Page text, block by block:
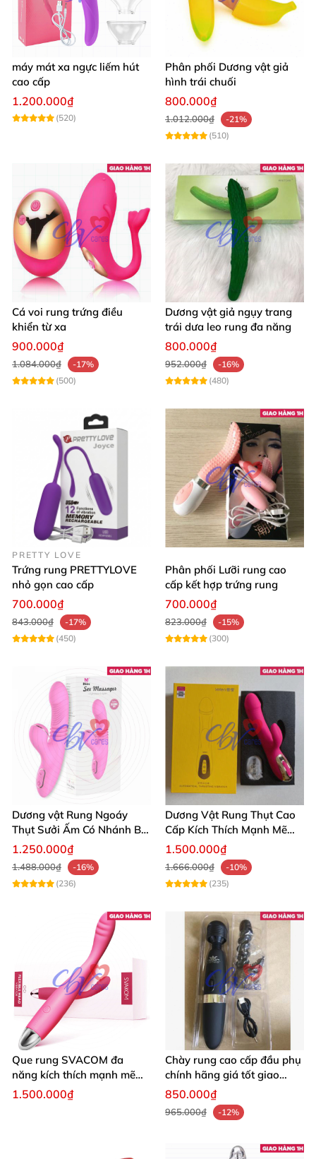
máy mát xa ngực liếm hút
cao cấp
1.200.000₫
(520)
Phân phối Dương vật giả
hình trái chuối
800.000₫
1.012.000₫
-21%
(510)
Cá voi rung trứng điều
khiển từ xa
900.000₫
1.084.000₫
-17%
(500)
Dương vật giả ngụy trang
trái dưa leo rung đa năng
800.000₫
952.000₫
-16%
(480)
PRETTY LOVE
Trứng rung PRETTYLOVE
nhỏ gọn cao cấp
700.000₫
843.000₫
-17%
(450)
Phân phối Lưỡi rung cao
cấp kết hợp trứng rung
700.000₫
823.000₫
-15%
(300)
Dương vật Rung Ngoáy
Thụt Sưởi Ấm Có Nhánh Bú
Mút
1.250.000₫
1.488.000₫
-16%
(236)
Dương Vật Rung Thụt Cao
Cấp Kích Thích Mạnh Mẽ
Hàng Chính Hãng
1.500.000₫
1.666.000₫
-10%
(235)
Que rung SVACOM đa
năng kích thích mạnh mẽ
trải nghiệm mới
1.500.000₫
Chày rung cao cấp đầu phụ
chính hãng giá tốt giao
nhanh
850.000₫
965.000₫ -12%